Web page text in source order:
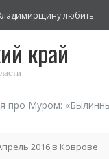
любить
край
про Муром:
2016 в Коврове